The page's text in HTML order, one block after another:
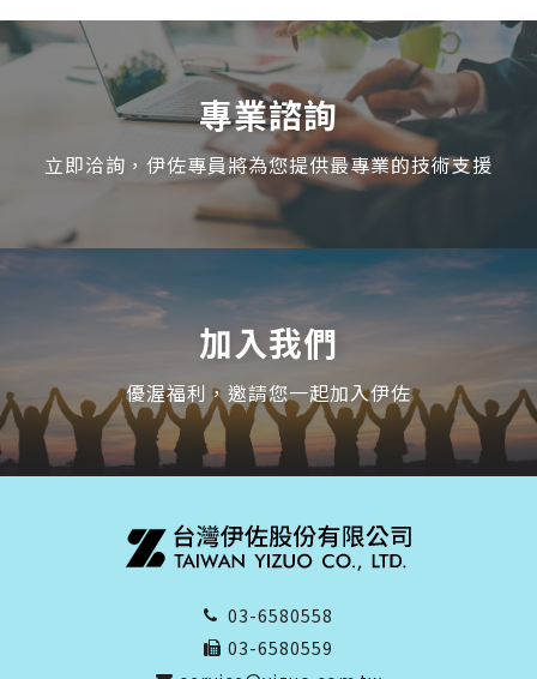
專業諮詢
立即洽詢，伊佐專員將為您提供最專業的技術支援
加入我們
優渥福利，邀請您一起加入伊佐
03-6580558
03-6580559